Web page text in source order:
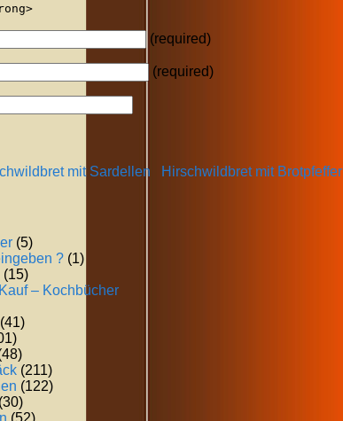
(required)
(required)
mit Sardellen Hirschwildbret mit Brotpfeffer
(5)
? (1)
(15)
– Kochbücher
(41)
(211)
(122)
(30)